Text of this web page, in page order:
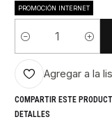
PROMOCIÓN INTERNET
Cantidad
Agregar a la
COMPARTIR ESTE
DETALLES